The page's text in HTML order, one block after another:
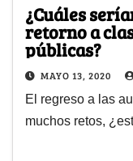
¿Cuáles
retorno a
públicas?
MAYO 13, 2020
El regreso a las
muchos retos,